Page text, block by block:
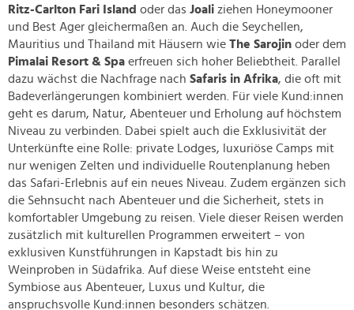
Ritz-Carlton Fari Island oder das Joali ziehen Honeymooner
und Best Ager gleichermaßen an. Auch die Seychellen,
Mauritius und Thailand mit Häusern wie The Sarojin oder dem
Pimalai Resort & Spa erfreuen sich hoher Beliebtheit. Parallel
dazu wächst die Nachfrage nach Safaris in Afrika, die oft mit
Badeverlängerungen kombiniert werden. Für viele Kund:innen
geht es darum, Natur, Abenteuer und Erholung auf höchstem
Niveau zu verbinden. Dabei spielt auch die Exklusivität der
Unterkünfte eine Rolle: private Lodges, luxuriöse Camps mit
nur wenigen Zelten und individuelle Routenplanung heben
das Safari-Erlebnis auf ein neues Niveau. Zudem ergänzen sich
die Sehnsucht nach Abenteuer und die Sicherheit, stets in
komfortabler Umgebung zu reisen. Viele dieser Reisen werden
zusätzlich mit kulturellen Programmen erweitert – von
exklusiven Kunstführungen in Kapstadt bis hin zu
Weinproben in Südafrika. Auf diese Weise entsteht eine
Symbiose aus Abenteuer, Luxus und Kultur, die
anspruchsvolle Kund:innen besonders schätzen.